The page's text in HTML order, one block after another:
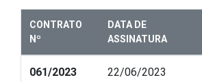
CONTRATO
Nº
DATA DE
ASSINATURA
061/2023 22/06/2023